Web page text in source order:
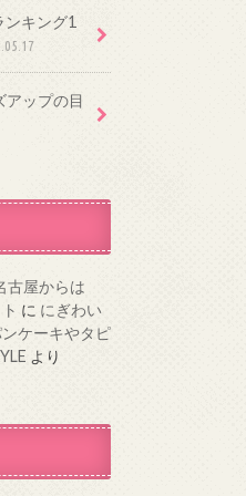
キング1
アップの目
古屋からは
に にぎわい
ケーキやタピ
より